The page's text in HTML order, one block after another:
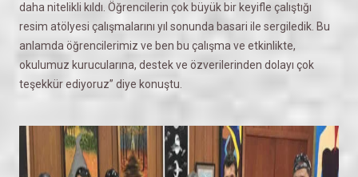
daha nitelikli kıldı. Öğrencilerin çok büyük bir keyifle çalıştığı
resim atölyesi çalışmalarını yıl sonunda basari ile sergiledik. Bu
anlamda öğrencilerimiz ve ben bu çalışma ve etkinlikte,
okulumuz kurucularına, destek ve özverilerinden dolayı çok
teşekkür ediyoruz” diye konuştu.